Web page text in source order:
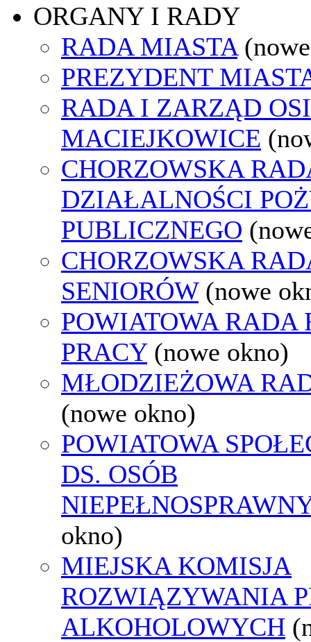
ORGANY I RADY
RADA MIASTA
PREZYDENT
RADA I ZARZĄD
MACIEJKOWICE
CHORZOWSKA
DZIAŁALNOŚCI
PUBLICZNEGO
CHORZOWSKA
SENIORÓW (nowe
POWIATOWA RADA
PRACY (nowe okno)
MŁODZIEŻOWA
(nowe okno)
POWIATOWA
DS. OSÓB
okno)
MIEJSKA KOMISJA
ROZWIĄZYWANIA
ALKOHOLOWYCH